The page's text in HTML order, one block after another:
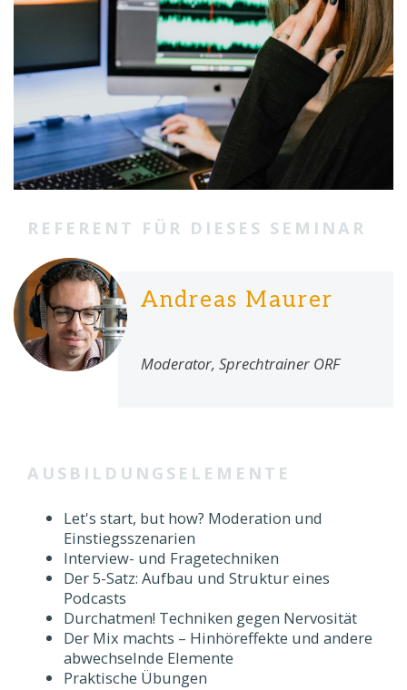
REFERENT FÜR DIESES SEMINAR
Andreas Maurer
Moderator, Sprechtrainer ORF
AUSBILDUNGSELEMENTE
Let's start, but how? Moderation und
Einstiegsszenarien
Interview- und Fragetechniken
Der 5-Satz: Aufbau und Struktur eines
Podcasts
Durchatmen! Techniken gegen Nervosität
Der Mix machts – Hinhöreffekte und andere
abwechselnde Elemente
Praktische Übungen